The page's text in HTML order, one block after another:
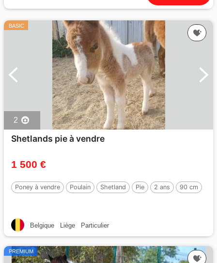
BASIC
2
Shetlands pie à vendre
1 500 €
Poney à vendre Poulain Shetland Pie 2 ans 90 cm
Belgique Liège Particulier
PREMIUM